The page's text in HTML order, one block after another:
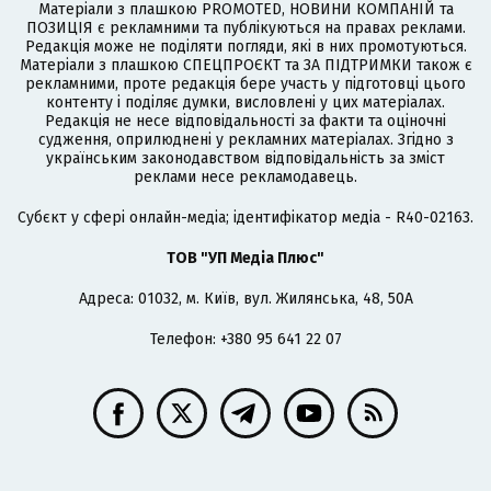
Матеріали з плашкою PROMOTED, НОВИНИ КОМПАНІЙ та
ПОЗИЦІЯ є рекламними та публікуються на правах реклами.
Редакція може не поділяти погляди, які в них промотуються.
Матеріали з плашкою СПЕЦПРОЄКТ та ЗА ПІДТРИМКИ також є
рекламними, проте редакція бере участь у підготовці цього
контенту і поділяє думки, висловлені у цих матеріалах.
Редакція не несе відповідальності за факти та оціночні
судження, оприлюднені у рекламних матеріалах. Згідно з
українським законодавством відповідальність за зміст
реклами несе рекламодавець.
Cубєкт у сфері онлайн-медіа; ідентифікатор медіа - R40-02163.
ТОВ "УП Медіа Плюс"
Адреса: 01032, м. Київ, вул. Жилянська, 48, 50А
Телефон: +380 95 641 22 07